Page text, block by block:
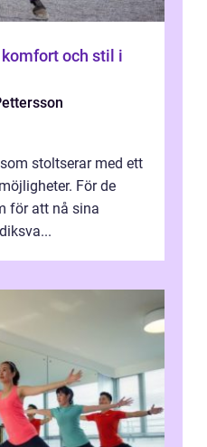
stoltserar med ett
För de
för att nå sina